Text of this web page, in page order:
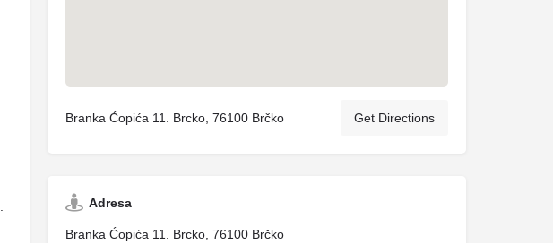
Branka Ćopića 11. Brcko, 76100 Brčko Get Directions
Adresa
Branka Ćopića 11. Brcko, 76100 Brčko